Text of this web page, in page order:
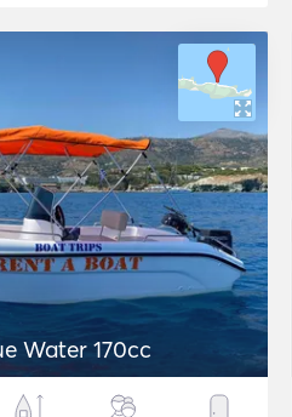
Water 170cc